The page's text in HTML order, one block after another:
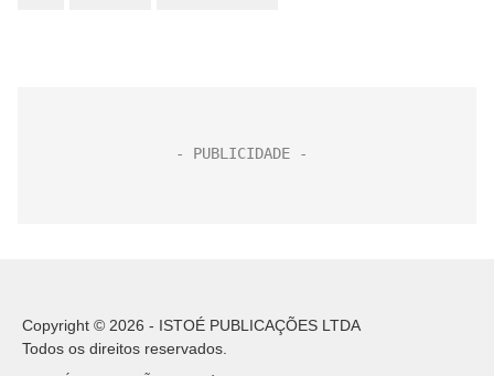
Copyright © 2026 - ISTOÉ PUBLICAÇÕES LTDA
Todos os direitos reservados.